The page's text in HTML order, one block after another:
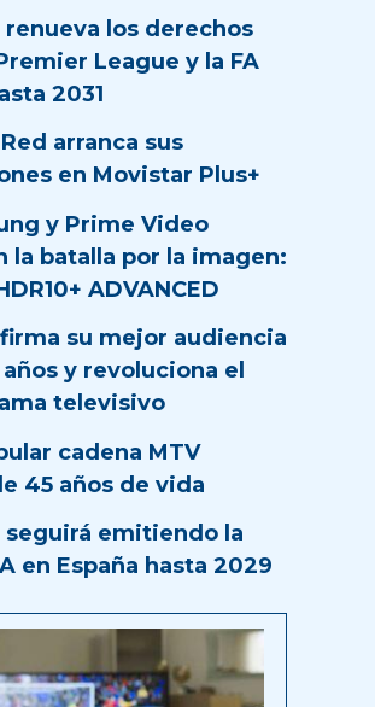
renueva los derechos
League y la FA
2031
arranca sus
en Movistar Plus+
y Prime Video
la batalla por la imagen:
ADVANCED
firma su mejor audiencia
y revoluciona el
televisivo
cadena MTV
45 años de vida
seguirá emitiendo la
en España hasta 2029